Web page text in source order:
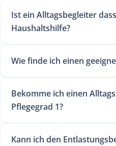
Ist ein Alltagsbegleiter
Haushaltshilfe?
Wie finde ich einen
Bekomme ich einen
Pflegegrad 1?
Kann ich den